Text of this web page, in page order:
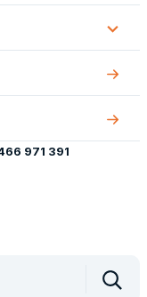
O
nás
971 391